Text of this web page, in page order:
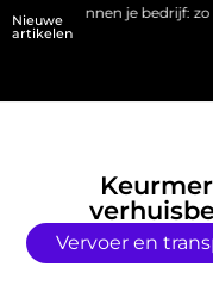
Nieuwe
artikelen
binnen je bedrijf: zo
Vervoer en